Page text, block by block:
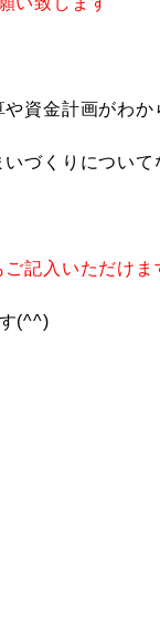
資金計画がわか
づくりについて
記入いただけま
(^^)